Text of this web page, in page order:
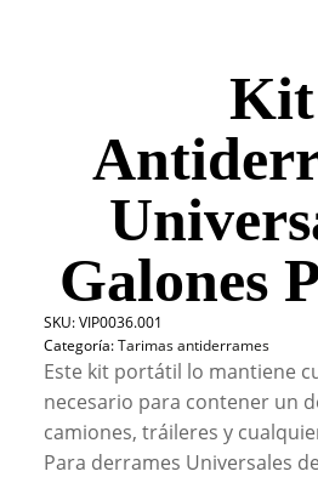
Kit
Galones
SKU:VIP0036.001
Categoría:Tarimas antiderrames
Este kit portátil lo mantiene
necesario para contener un
camiones, tráileres y
Para derrames Universales